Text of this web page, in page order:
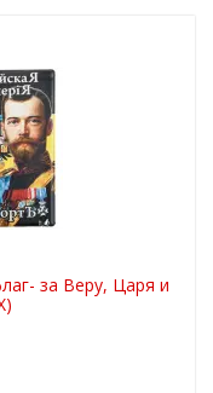
за Веру, Царя и